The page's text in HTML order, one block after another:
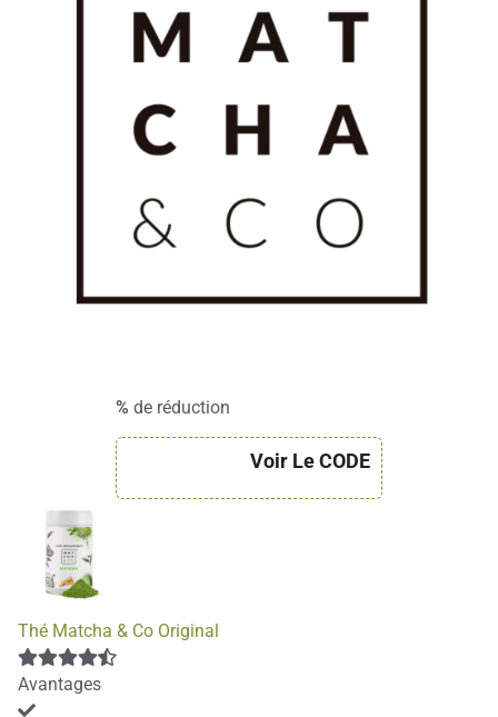
% de réduction
Voir Le CODE
Thé Matcha & Co Original
Avantages